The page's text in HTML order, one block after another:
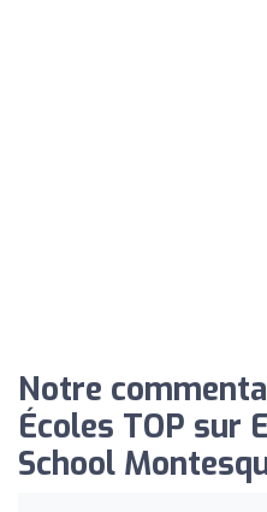
Notre
Écoles TOP sur
School